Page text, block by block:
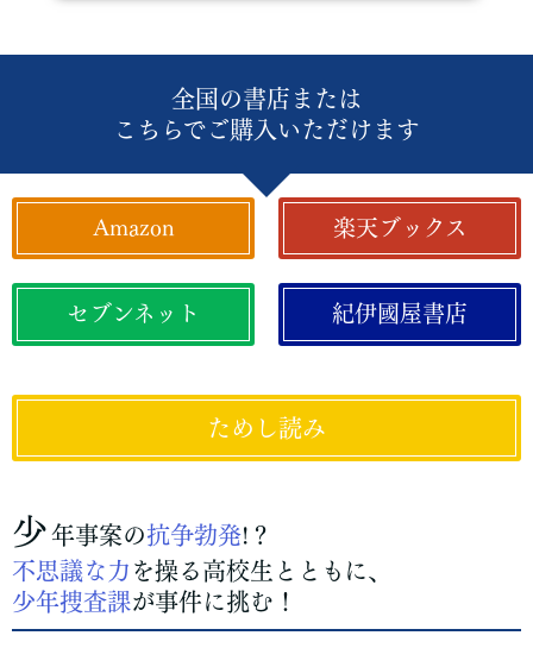
全国の書店または
こちらでご購入いただけます
Amazon 楽天ブックス
セブンネット 紀伊國屋書店
ためし読み
少 年事案の抗争勃発!？
不思議な力 を操る高校生とともに、
少年捜査課が事件に挑む！